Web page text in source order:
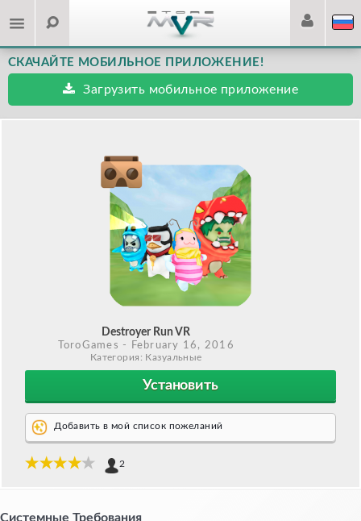
СКАЧАЙТЕ МОБИЛЬНОЕ ПРИЛОЖЕНИЕ!
Загрузить мобильное приложение
Destroyer Run VR
ToroGames - February 16, 2016
Категория: Казуальные
Установить
Добавить в мой список пожеланий
2
Системные Требования